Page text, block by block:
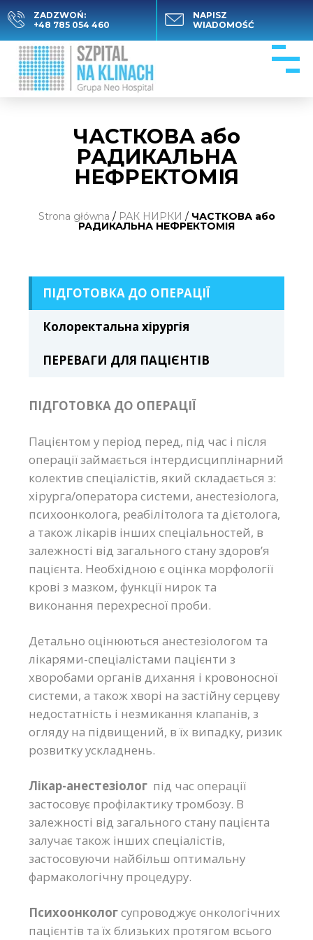
ZADZWOŃ:
+48 785 054 460
NAPISZ
WIADOMOŚĆ
ЧАСТКОВА або
РАДИКАЛЬНА
НЕФРЕКТОМІЯ
Strona główna / РАК НИРКИ / ЧАСТКОВА або
РАДИКАЛЬНА НЕФРЕКТОМІЯ
ПІДГОТОВКА ДО ОПЕРАЦІЇ
Колоректальна хірургія
ПЕРЕВАГИ ДЛЯ ПАЦІЄНТІВ
ПІДГОТОВКА ДО ОПЕРАЦІЇ
Пацієнтом у період перед, під час і після
операції займається інтердисциплінарний
колектив спеціалістів, який складається з:
хірурга/оператора системи, анестезіолога,
психоонколога, реабілітолога та дієтолога,
а також лікарів інших спеціальностей, в
залежності від загального стану здоров’я
пацієнта. Необхідною є оцінка морфології
крові з мазком, функції нирок та
виконання перехресної проби.
Детально оцінюються анестезіологом та
лікарями-спеціалістами пацієнти з
хворобами органів дихання і кровоносної
системи, а також хворі на застійну серцеву
недостатність і незмикання клапанів, з
огляду на підвищений, в їх випадку, ризик
розвитку ускладнень.
Лікар-анестезіолог під час операції
застосовує профілактику тромбозу. В
залежності від загального стану пацієнта
залучає також інших спеціалістів,
застосовуючи найбільш оптимальну
фармакологічну процедуру.
Психоонкологсупроводжує онкологічних
пацієнтів та їх близьких протягом всього